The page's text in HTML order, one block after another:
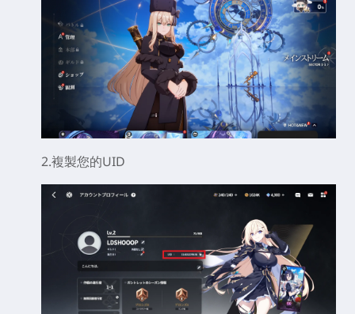
2.複製您的UID